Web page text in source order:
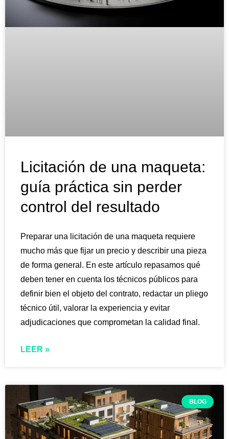
Licitación de una maqueta:
guía práctica sin perder
control del resultado
Preparar una licitación de una maqueta requiere
mucho más que fijar un precio y describir una pieza
de forma general. En este artículo repasamos qué
deben tener en cuenta los técnicos públicos para
definir bien el objeto del contrato, redactar un pliego
técnico útil, valorar la experiencia y evitar
adjudicaciones que comprometan la calidad final.
LEER »
BLOG